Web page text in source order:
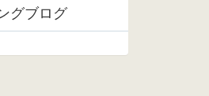
グブログ